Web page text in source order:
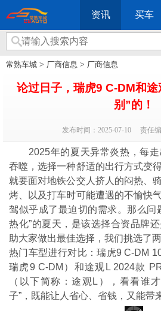
资讯 买车
常熟车城 > 厂商信息 > 厂商信息
论过日子，瑞虎9 C-DM和
别”的！
发布时间：2025-07-10 责任
2025年的夏天异常炎热，每走
吞噬，选择一种舒适的出行方式变
就要面对地铁公交人挤人的闷热、
烤、以及打车时可能遭遇的不愉快
驾似乎成了最迫切的需求。那么问
热化”的夏天，是该选择合资品牌
助大家做出最佳选择，我们挑选了
热门车型进行对比：瑞虎9 C-DM
瑞虎9 C-DM）和途观L 2024款
（以下简称：途观L），看看谁
子”，既能让人省心、省钱，又能带